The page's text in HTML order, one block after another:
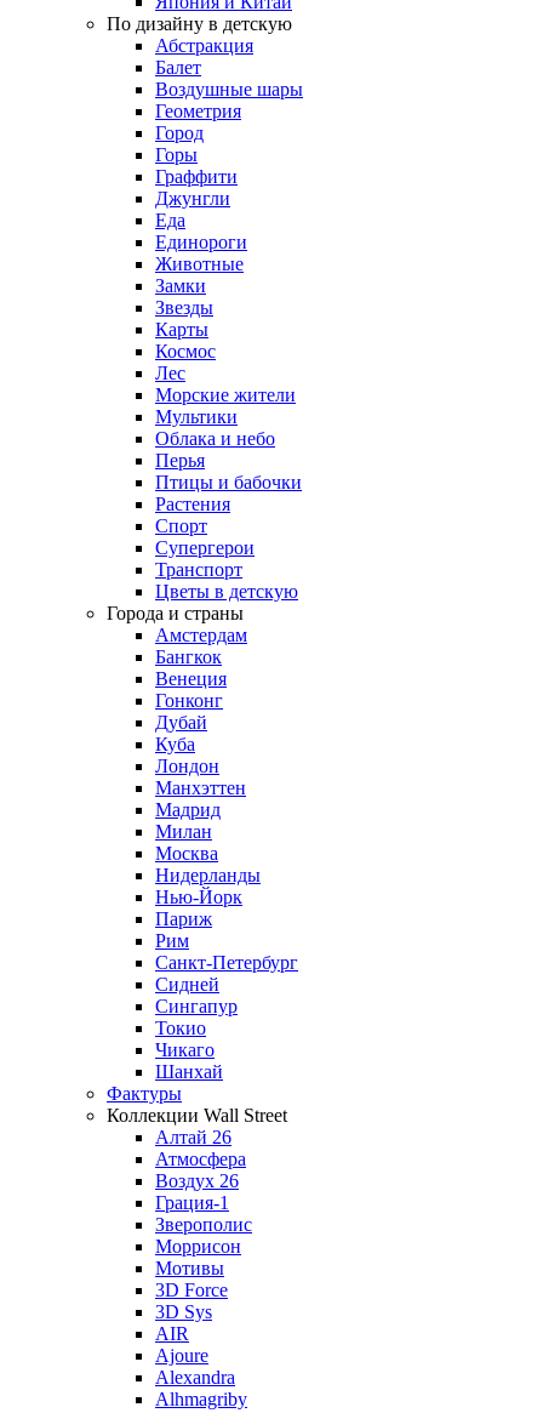
По дизайну в детскую
Абстракция
Балет
Воздушные шары
Геометрия
Город
Горы
Граффити
Джунгли
Еда
Единороги
Животные
Замки
Звезды
Карты
Космос
Лес
Морские жители
Мультики
Облака и небо
Перья
Птицы и бабочки
Растения
Спорт
Супергерои
Транспорт
Цветы в детскую
Города и страны
Амстердам
Бангкок
Венеция
Гонконг
Дубай
Куба
Лондон
Манхэттен
Мадрид
Милан
Москва
Нидерланды
Нью-Йорк
Париж
Рим
Санкт-Петербург
Сидней
Сингапур
Токио
Чикаго
Шанхай
Фактуры
Коллекции Wall Street
Алтай 26
Атмосфера
Воздух 26
Грация-1
Зверополис
Моррисон
Мотивы
3D Force
3D Sys
AIR
Ajoure
Alexandra
Alhmagriby